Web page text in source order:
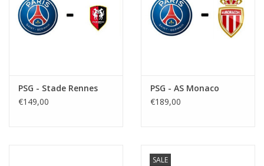
PSG - Stade Rennes
€149,00
PSG - AS Monaco
€189,00
SALE